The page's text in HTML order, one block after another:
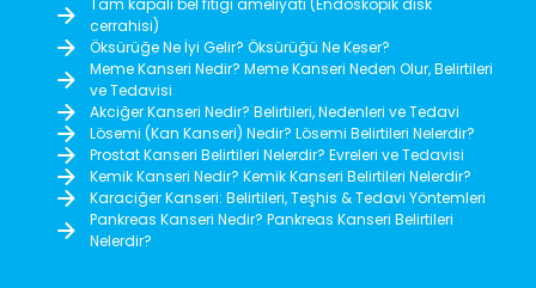
cerrahisi)
Öksürüğe Ne İyi Gelir? Öksürüğü Ne Keser?
Meme Kanseri Nedir? Meme Kanseri Neden Olur, Belirtileri
ve Tedavisi
Akciğer Kanseri Nedir? Belirtileri, Nedenleri ve Tedavi
Lösemi (Kan Kanseri) Nedir? Lösemi Belirtileri Nelerdir?
Prostat Kanseri Belirtileri Nelerdir? Evreleri ve Tedavisi
Kemik Kanseri Nedir? Kemik Kanseri Belirtileri Nelerdir?
Karaciğer Kanseri: Belirtileri, Teşhis & Tedavi Yöntemleri
Pankreas Kanseri Nedir? Pankreas Kanseri Belirtileri
Nelerdir?